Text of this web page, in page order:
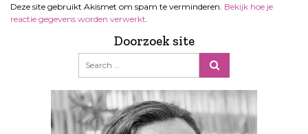
Deze site gebruikt Akismet om spam te verminderen. Bekijk hoe je
reactie gegevens worden verwerkt
Doorzoek site